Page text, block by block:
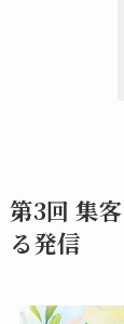
第3回 集
る発信